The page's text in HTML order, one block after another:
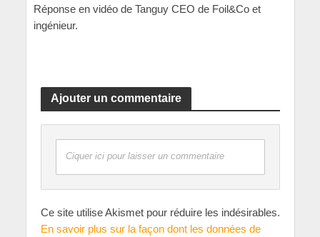
Réponse en vidéo de Tanguy CEO de Foil&Co et
ingénieur.
Ajouter un commentaire
Ciquer ici pour laisser un commentaire
Ce site utilise Akismet pour réduire les indésirables.
En savoir plus sur la façon dont les données de